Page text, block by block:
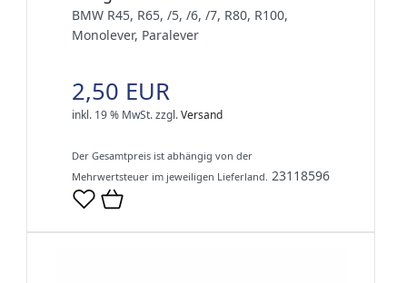
BMW R45, R65, /5, /6, /7, R80, R100,
Monolever, Paralever
2,50 EUR
inkl. 19 % MwSt.zzgl.Versand
Der Gesamtpreis ist abhängig von der
Mehrwertsteuer im jeweiligen Lieferland. 23118596